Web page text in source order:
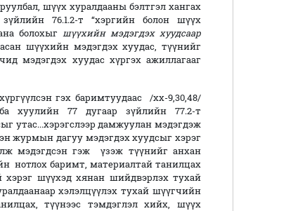
шүүх хуралдааны бэлтгэл хангах
76.1.2-т “хэргийн болон шүүх
болохыг
шүүхийн мэдэгдэх хуудсаар
шүүхийн мэдэгдэх хуудас, түүнийг
мэдэгдэх хуудас хүргэх ажиллагааг
гэх баримтуудаас /хх-9,30,48/
хуулийн 77 дугаар зүйлийн 77.2-т
утас...хэрэгслээр дамжуулан мэдэгдэж
журмын дагуу мэдэгдэх хуудсыг хэрэг
мэдэгдсэн гэж үзэж түүнийг анхан
нотлох баримт, материалтай танилцах
хэрэг шүүхэд хянан шийдвэрлэх тухай
хэлэлцүүлэх тухай шүүгчийн
түүнээс тэмдэглэл хийх, шүүх